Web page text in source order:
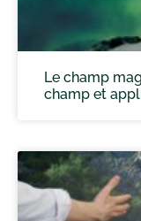
Le champ
champ et